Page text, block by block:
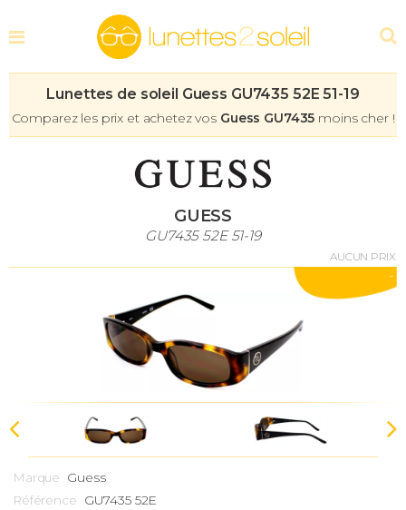
Lunettes de soleil Guess GU7435 52E 51-19
Comparez les prix et achetez vos Guess GU7435 moins cher !
GUESS
GU7435 52E 51-19
AUCUN PRIX
-
Marque Guess
Référence GU7435 52E